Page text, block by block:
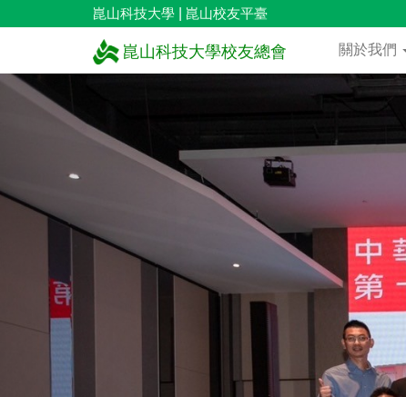
崑山科技大學 崑山校友平臺
崑山科技大學校友總會 關於我們
張